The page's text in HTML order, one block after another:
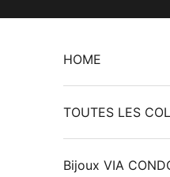
HOME
TOUTES LES
Bijoux VIA